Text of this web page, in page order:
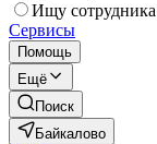
Ищу сотрудника
Сервисы
Помощь
Ещё
Поиск
Байкалово